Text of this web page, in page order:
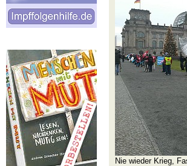
Nie wieder Krieg,